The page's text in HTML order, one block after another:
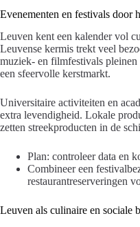
Evenementen en festivals door
Leuven kent een kalender vol
Leuvense kermis trekt veel
muziek- en filmfestivals
een sfeervolle kerstmarkt.
Universitaire activiteiten en
extra levendigheid. Lokale
zetten streekproducten in de
Plan: controleer data en
Combineer een
restaurantreserveringen
Leuven als culinaire en sociale